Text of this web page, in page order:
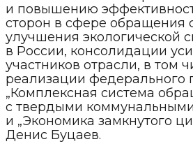
и повышению
сторон в сфере обращения
улучшения экологической
в России, консолидации
участников отрасли, в том
реализации федерального
„Комплексная система
с твердыми
и „Экономика замкнутого
Денис Буцаев.